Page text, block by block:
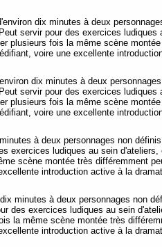
dix minutes à deux
servir pour des exercices ludiques
plusieurs fois la même scène
voire une excellente
dix minutes à deux
servir pour des exercices ludiques
plusieurs fois la même scène
voire une excellente
à deux personnages non
exercices ludiques au sein d'ateliers,
scène montée très différemment
introduction active à la
minutes à deux personnages non
des exercices ludiques au sein
la même scène montée très
introduction active à la